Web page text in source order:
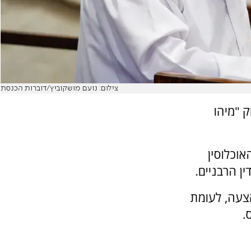
צילום: נועם מושקוביץ/דוברות הכנסת
"מיהו
הרבניים.
נגד ההצעה, לעומת